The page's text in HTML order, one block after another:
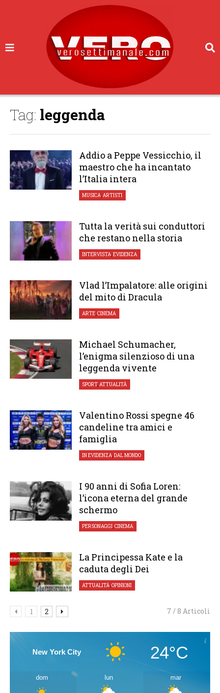
Tag: leggenda
Addio a Peppe Vessicchio, il
maestro che ha incantato
l’Italia intera
MUSICA,ARTISTI
Tutta la verità sui conduttori
che restano nella storia
INTERVISTA,EVIDENZA
Vlad l’Impalatore: alle origini
del mito di Dracula
ARTE,CINEMA
Michael Schumacher,
l’enigma silenzioso di una
leggenda vivente
SPORT,ATTUALITÀ
Valentino Rossi spegne 46
candeline tra amici e
famiglia
IN EVIDENZA,DAL MONDO
I 90 anni di Sofia Loren:
l’icona eterna del grande
schermo
PERSONAGGI,CINEMA
La Principessa Kate e la
caduta degli Dei
ATTUALITÀ,OPINIONI
1 2 7 / 8 Articoli
New York City 24°C
dom lun mar